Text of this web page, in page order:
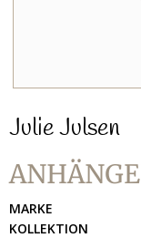
Julie Julsen
MARKE
KOLLEKTION